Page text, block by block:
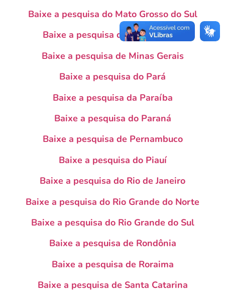
Baixe a pesquisa do Mato Grosso do Sul
Baixe a pesquisa do Mato Grosso
Baixe a pesquisa de Minas Gerais
Baixe a pesquisa do Pará
Baixe a pesquisa da Paraíba
Baixe a pesquisa do Paraná
Baixe a pesquisa de Pernambuco
Baixe a pesquisa do Piauí
Baixe a pesquisa do Rio de Janeiro
Baixe a pesquisa do Rio Grande do Norte
Baixe a pesquisa do Rio Grande do Sul
Baixe a pesquisa de Rondônia
Baixe a pesquisa de Roraima
Baixe a pesquisa de Santa Catarina